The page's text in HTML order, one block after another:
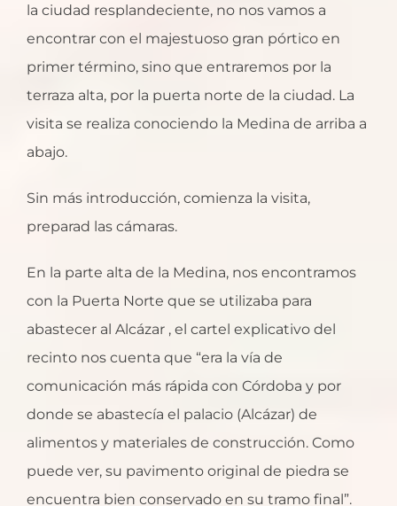
la ciudad resplandeciente, no nos vamos a
encontrar con el majestuoso gran pórtico en
primer término, sino que entraremos por la
terraza alta, por la puerta norte de la ciudad. La
visita se realiza conociendo la Medina de arriba a
abajo.
Sin más introducción, comienza la visita,
preparad las cámaras.
En la parte alta de la Medina, nos encontramos
con la Puerta Norte que se utilizaba para
abastecer al Alcázar , el cartel explicativo del
recinto nos cuenta que “era la vía de
comunicación más rápida con Córdoba y por
donde se abastecía el palacio (Alcázar) de
alimentos y materiales de construcción. Como
puede ver, su pavimento original de piedra se
encuentra bien conservado en su tramo final”.